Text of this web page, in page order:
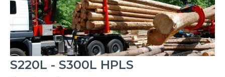
S220L - S300L HPLS